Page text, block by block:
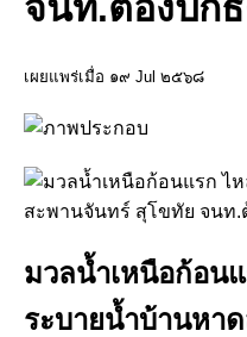
จนท.ต้องปักธ
เผยแพร่เมื่อ ๑๙ Jul ๒๕๖๘
มวลน้ำเหนือก้อน
ระบายน้ำบ้านหา